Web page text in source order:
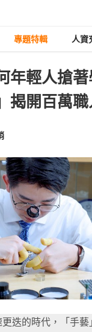
專題特輯 人資
年輕人搶著
揭開百萬
迭的時代，「手藝